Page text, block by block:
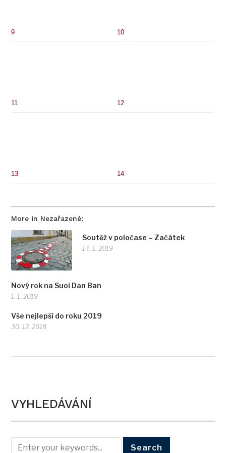
More in Nezařazené:
Soutěž v poločase – Začátek
14. 1. 2019
Nový rok na Suoi Dan Ban
1. 1. 2019
Vše nejlepší do roku 2019
30. 12. 2018
9 10
11 12
13 14
VYHLEDÁVÁNÍ